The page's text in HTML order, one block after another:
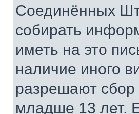
Соединённых
собирать
иметь на это
наличие иного
разрешают
младше 13 лет.